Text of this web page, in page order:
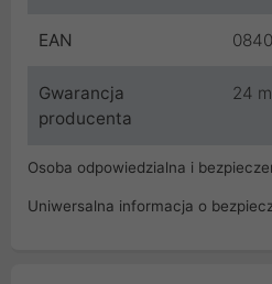
EAN
Gwarancja
producenta
24
Osoba odpowiedzialna i
Uniwersalna informacja o